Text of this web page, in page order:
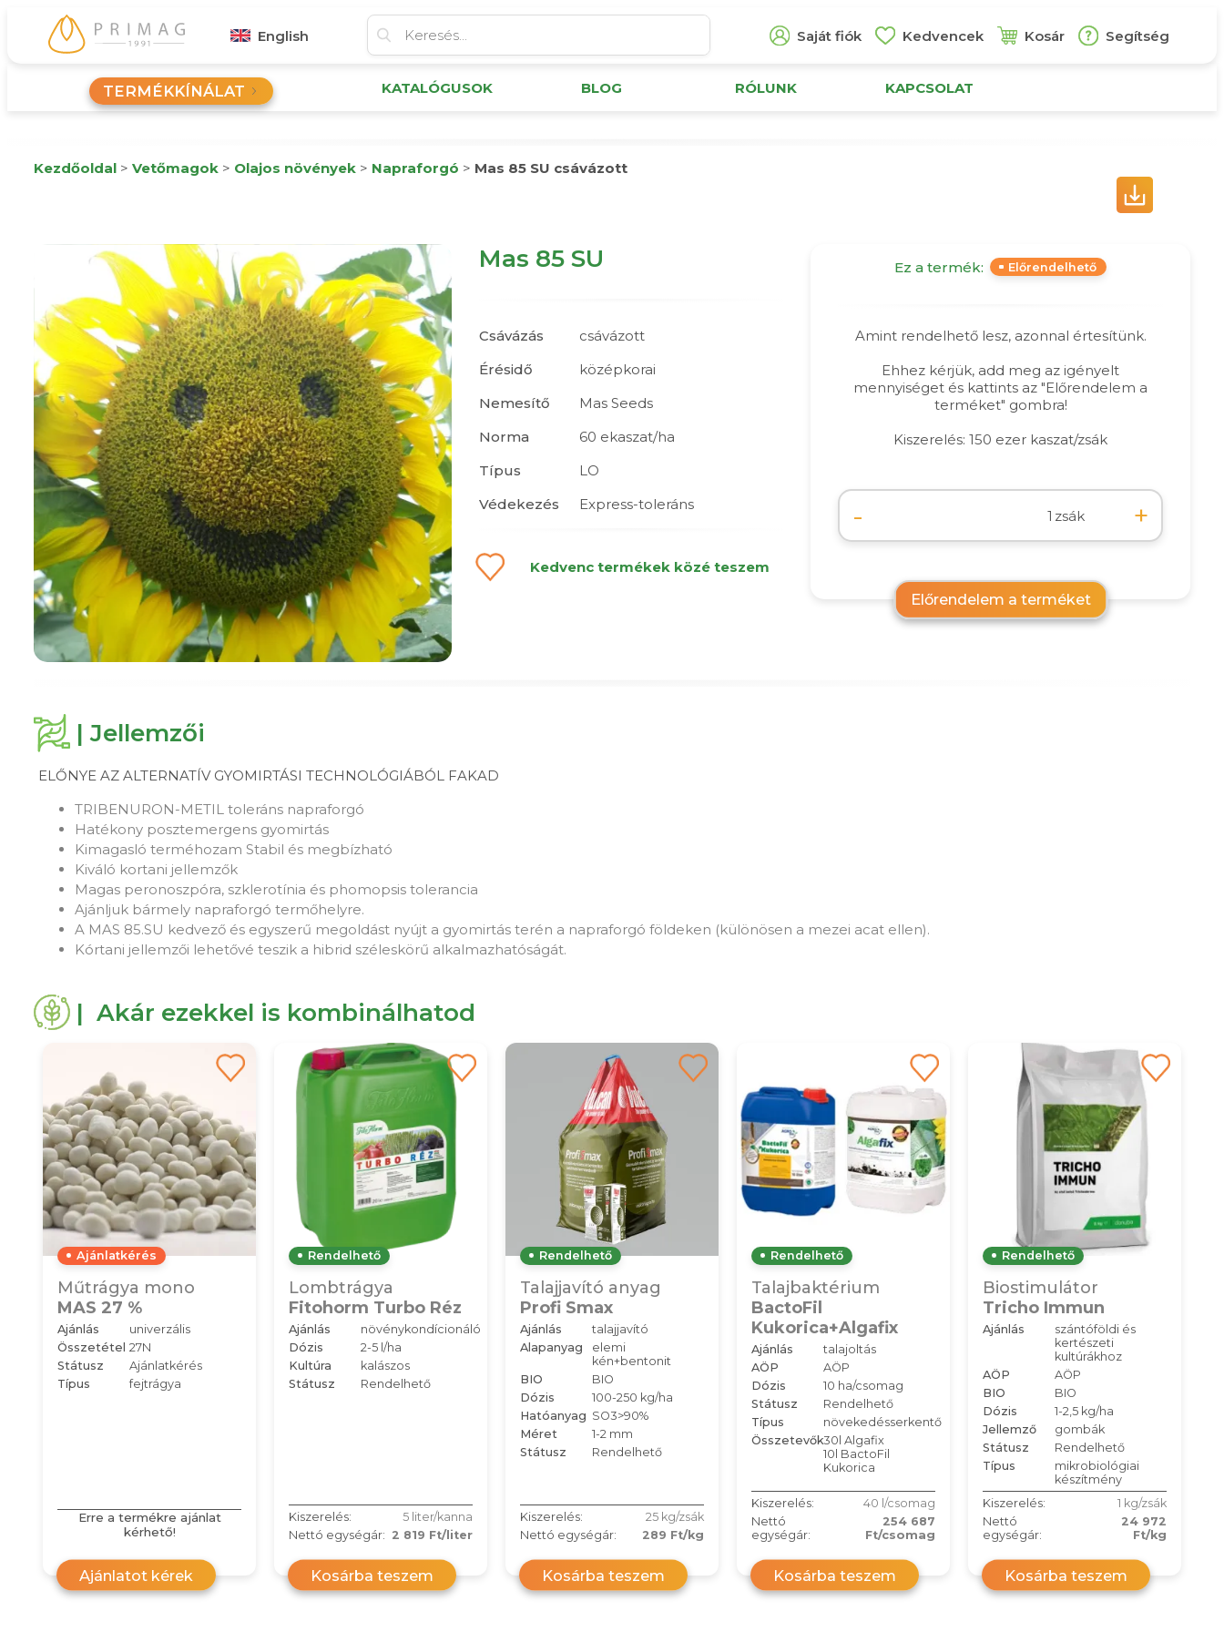
English Saját fiók Kedvencek Kosár Segítség
TERMÉKKÍNÁLAT KATALÓGUSOK BLOG RÓLUNK KAPCSOLAT
Kezdőoldal > Vetőmagok > Olajos növények > Napraforgó > Mas 85 SU csávázott
Mas 85 SU
Csávázás
csávázott
Érésidő
középkorai
Nemesítő
Mas Seeds
Norma
60 ekaszat/ha
Típus
LO
Védekezés
Express-toleráns
Kedvenc termékek közé teszem
Ez a termék: Előrendelhető
Amint rendelhető lesz, azonnal értesítünk.
Ehhez kérjük, add meg az igényelt
mennyiséget és kattints az "Előrendelem a
terméket" gombra!
Kiszerelés: 150 ezer kaszat/zsák
- zsák +
Előrendelem a terméket
| Jellemzői
ELŐNYE AZ ALTERNATÍV GYOMIRTÁSI TECHNOLÓGIÁBÓL FAKAD
TRIBENURON-METIL toleráns napraforgó
Hatékony posztemergens gyomirtás
Kimagasló terméhozam Stabil és megbízható
Kiváló kortani jellemzők
Magas peronoszpóra, szklerotínia és phomopsis tolerancia
Ajánljuk bármely napraforgó termőhelyre.
A MAS 85.SU kedvező és egyszerű megoldást nyújt a gyomirtás terén a napraforgó földeken (különösen a mezei acat ellen).
Kórtani jellemzői lehetővé teszik a hibrid széleskörű alkalmazhatóságát.
| Akár ezekkel is kombinálhatod
Ajánlatkérés
Műtrágya mono
MAS 27 %
Ajánlás
univerzális
Összetétel 27N
Státusz
Ajánlatkérés
Típus
fejtrágya
Erre a termékre ajánlat
kérhető!
Ajánlatot kérek
Rendelhető
Lombtrágya
Fitohorm Turbo Réz
Ajánlás
növénykondícionáló
Dózis
2-5 l/ha
Kultúra
kalászos
Státusz
Rendelhető
Kiszerelés:
5 liter/kanna
Nettó egységár: 2 819 Ft/liter
Kosárba teszem
Rendelhető
Talajjavító anyag
Profi Smax
Ajánlás
talajjavító
Alapanyag
elemi
kén+bentonit
BIO
BIO
Dózis
100-250 kg/ha
Hatóanyag SO3>90%
Méret
1-2 mm
Státusz
Rendelhető
Kiszerelés:
25 kg/zsák
Nettó egységár:
289 Ft/kg
Kosárba teszem
Rendelhető
Talajbaktérium
BactoFil
Kukorica+Algafix
Ajánlás
talajoltás
AÖP
AÖP
Dózis
10 ha/csomag
Státusz
Rendelhető
Típus
növekedésserkentő
Összetevők30l Algafix
10l BactoFil
Kukorica
Kiszerelés:
40 l/csomag
Nettó
egységár:
254 687
Ft/csomag
Kosárba teszem
Rendelhető
Biostimulátor
Tricho Immun
Ajánlás
szántóföldi és
kertészeti
kultúrákhoz
AÖP
AÖP
BIO
BIO
Dózis
1-2,5 kg/ha
Jellemző
gombák
Státusz
Rendelhető
Típus
mikrobiológiai
készítmény
Kiszerelés:
1 kg/zsák
Nettó
egységár:
24 972
Ft/kg
Kosárba teszem